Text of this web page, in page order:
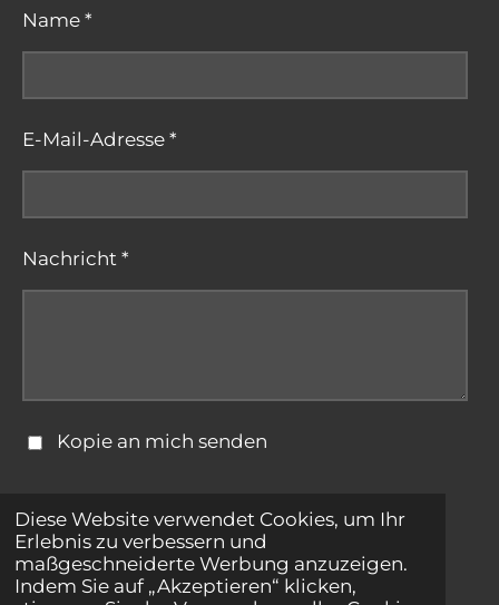
Diese Website verwendet Cookies, um Ihr
Erlebnis zu verbessern und
maßgeschneiderte Werbung anzuzeigen.
Indem Sie auf „Akzeptieren“ klicken,
Name *
E-Mail-Adresse *
Nachricht *
Kopie an mich senden
Formular absenden
© 2025 - 2026 bestepartnersuche.net